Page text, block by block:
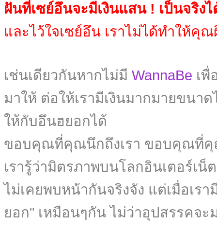
ฝันที่เซย์อึนจะมีเงินแสน ! เป็นจริง
และไว้ใจเซย์อึน เราไม่ได้ทำให้คุ
เช่นเดียวกันหากไม่มี WannaBe เ
มาให้ ต่อให้เรามีเงินมากมายขน
ให้กับอึนฮยอกได้
ขอบคุณที่คุณนึกถึงเรา ขอบคุณที่คุ
เรารู้ว่ามิตรภาพบนโลกอินเตอร์เ
ไม่เคยพบหน้ากันจริงจัง แต่เมื่อเ
ยอก" เหมือนๆกัน ไม่ว่าอุปสรรคจะ